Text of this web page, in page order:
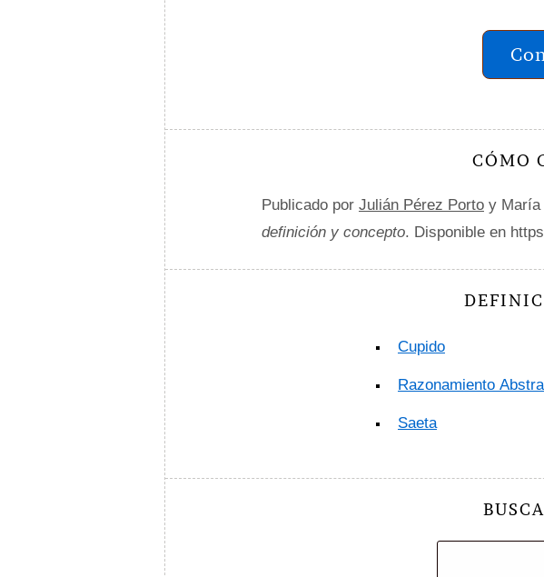
CÓMO
Publicado por Julián Pérez Porto y María
definición y concepto. Disponible en
Cupido
Razonamiento
Saeta